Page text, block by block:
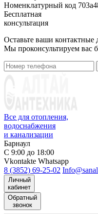
Номенклатурный код
Бесплатная
консультация
Оставьте ваши контактные
Мы проконсультируем вас
Все для отопления,
водоснабжения
и канализации
Барнаул
С 9:00 до 18:00
Vkontakte Whatsapp
8 (3852) 69-25-02
Личный
кабинет
Обратный
звонок